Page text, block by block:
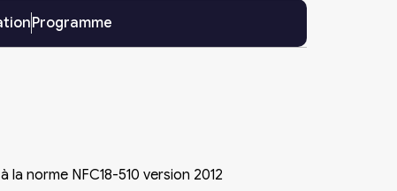
Programme
norme NFC18-510 version 2012